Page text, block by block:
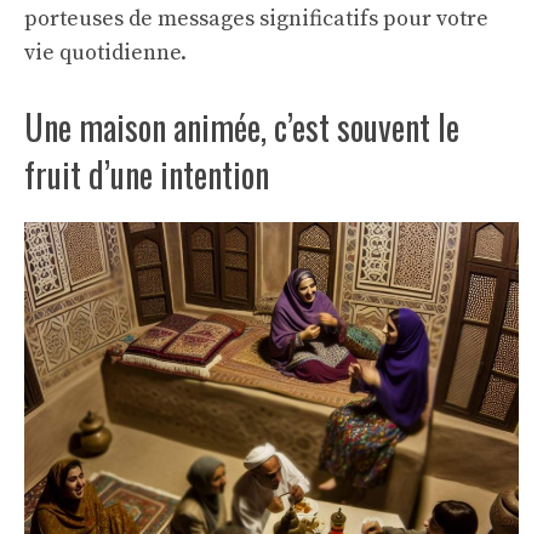
porteuses de messages significatifs pour votre
vie quotidienne.
Une maison animée, c’est souvent le
fruit d’une intention